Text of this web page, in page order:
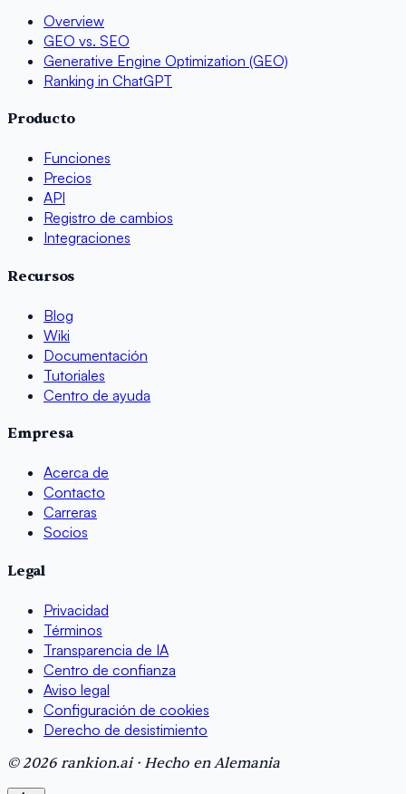
Overview
GEO vs. SEO
Generative Engine Optimization (GEO)
Ranking in ChatGPT
Producto
Funciones
Precios
API
Registro de cambios
Integraciones
Recursos
Blog
Wiki
Documentación
Tutoriales
Centro de ayuda
Empresa
Acerca de
Contacto
Carreras
Socios
Legal
Privacidad
Términos
Transparencia de IA
Centro de confianza
Aviso legal
Configuración de cookies
Derecho de desistimiento
© 2026 rankion.ai · Hecho en Alemania